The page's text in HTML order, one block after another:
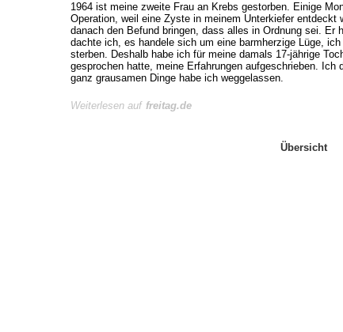
1964 ist meine zweite Frau an Krebs gestorben. Einige
Operation, weil eine Zyste in meinem Unterkiefer entdeckt
danach den Befund bringen, dass alles in Ordnung sei. Er
dachte ich, es handele sich um eine barmherzige Lüge,
sterben. Deshalb habe ich für meine damals 17-jährige
gesprochen hatte, meine Erfahrungen aufgeschrieben.
ganz grausamen Dinge habe ich weggelassen.
Weiterlesen auf freitag.de
Übersicht